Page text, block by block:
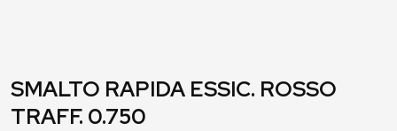
SMALTO RAPIDA ESSIC. ROSSO
TRAFF. 0.750